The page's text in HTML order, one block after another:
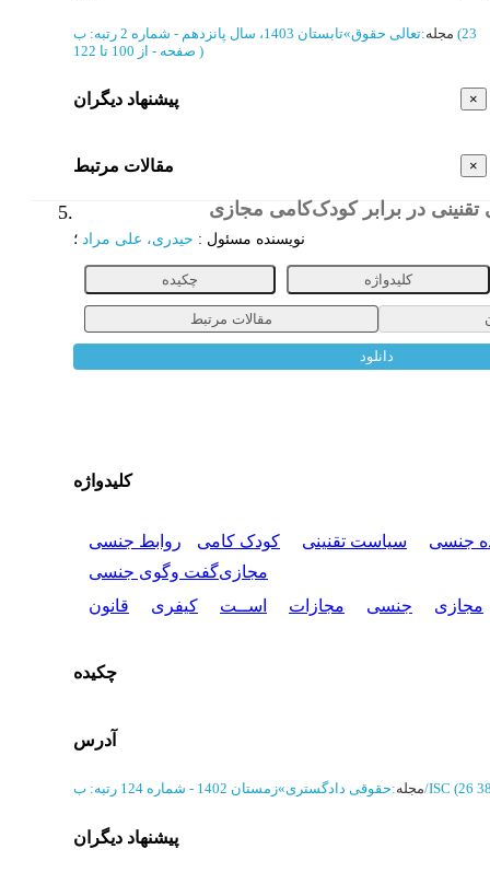
مجله:تعالی حقوق»تابستان 1403، سال پانزدهم - شماره 2 رتبه: ب
(‎23
صفحه - )
× پیشنهاد دیگران
× مقالات مرتبط
5. در برابر کودک‌کامی مجازی
نویسنده مسئول : حیدری، علی مراد ؛
چکیده کلیدواژه
مقالات مرتبط
دانلود
کلیدواژه
جنسی سیاست تقنینی کودک کامی
روابط جنسی
مجازیگفت وگوی جنسی
مجازی
جنسی مجازات اســت کیفری قانون
چکیده
آدرس
مجله:حقوقی دادگستری»زمستان 1402 - شماره 124 رتبه: ب/ISC
پیشنهاد دیگران